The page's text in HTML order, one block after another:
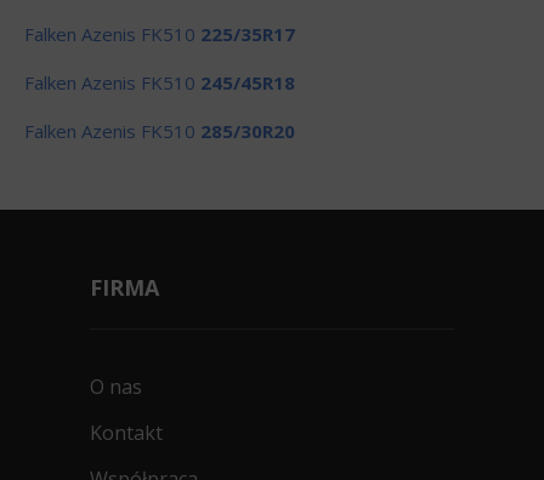
Falken Azenis FK510 225/35R17
Falken Azenis FK510 245/45R18
Falken Azenis FK510 285/30R20
FIRMA
O nas
Kontakt